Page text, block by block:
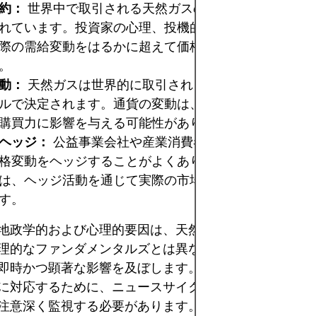
： 世界中で取引される天然ガスの多くは、先物市場
ています。投資家の心理、投機的な活動、アルゴリ
の需給変動をはるかに超えて価格変動を拡大させる
： 天然ガスは世界的に取引される商品であるため、
で決定されます。通貨の変動は、特に新興市場にお
買力に影響を与える可能性があります。
ッジ： 公益事業会社や産業消費者は、デリバティブ
変動をヘッジすることがよくあります。大量のオプ
、ヘッジ活動を通じて実際の市場価格に影響を与え
。
政学的および心理的要因は、天然ガス価格の複雑さ
的なファンダメンタルズとは異なり、予測は困難で
時かつ顕著な影響を及ぼします。市場参加者は、こ
対応するために、ニュースサイクル、政策変更、投
意深く監視する必要があります。